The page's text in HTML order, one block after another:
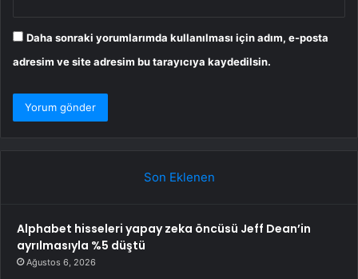
Daha sonraki yorumlarımda kullanılması için adım, e-posta
adresim ve site adresim bu tarayıcıya kaydedilsin.
Son Eklenen
Alphabet hisseleri yapay zeka öncüsü Jeff Dean’in
ayrılmasıyla %5 düştü
Ağustos 6, 2026